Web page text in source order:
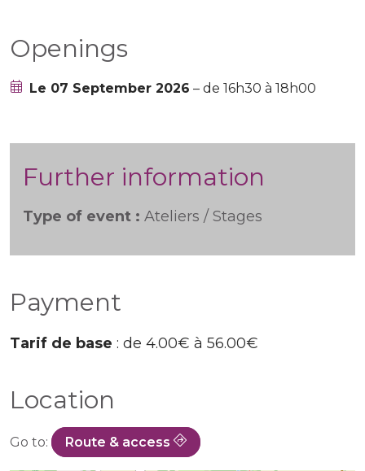
Openings
Le 07 September 2026 – de 16h30 à 18h00
Further information
Type of event : Ateliers / Stages
Payment
Tarif de base : de 4.00€ à 56.00€
Location
Go to: Route & access